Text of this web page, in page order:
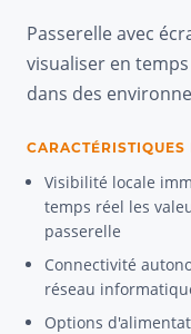
Passerelle avec
visualiser en
dans des
Visibilité locale
temps réel les
passerelle
Connectivité
réseau
Options